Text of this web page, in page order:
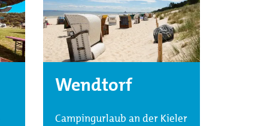
Wendtorf
Campingurlaub an der Kieler